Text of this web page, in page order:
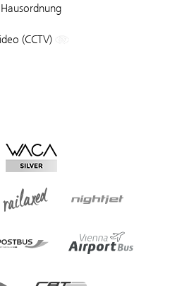
Hausordnung
(CCTV)